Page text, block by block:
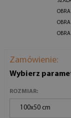
Zamówienie:
Wybierz
ROZMIAR:
100x50 cm